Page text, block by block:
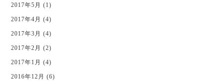
2017年5月 (1)
2017年4月 (4)
2017年3月 (4)
2017年2月 (2)
2017年1月 (4)
2016年12月 (6)